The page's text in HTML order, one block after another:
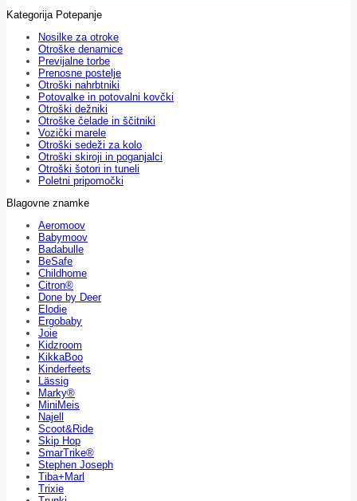
Kategorija Potepanje
Nosilke za otroke
Otroške denarnice
Previjalne torbe
Prenosne postelje
Otroški nahrbtniki
Potovalke in potovalni kovčki
Otroški dežniki
Otroške čelade in ščitniki
Vozički marele
Otroški sedeži za kolo
Otroški skiroji in poganjalci
Otroški šotori in tuneli
Poletni pripomočki
Blagovne znamke
Aeromoov
Babymoov
Badabulle
BeSafe
Childhome
Citron®
Done by Deer
Elodie
Ergobaby
Joie
Kidzroom
KikkaBoo
Kinderfeets
Lässig
Marky®
MiniMeis
Najell
Scoot&Ride
Skip Hop
SmarTrike®
Stephen Joseph
Tiba+Marl
Trixie